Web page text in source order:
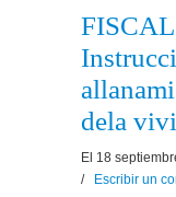
dela
El 18
/
Escribir un